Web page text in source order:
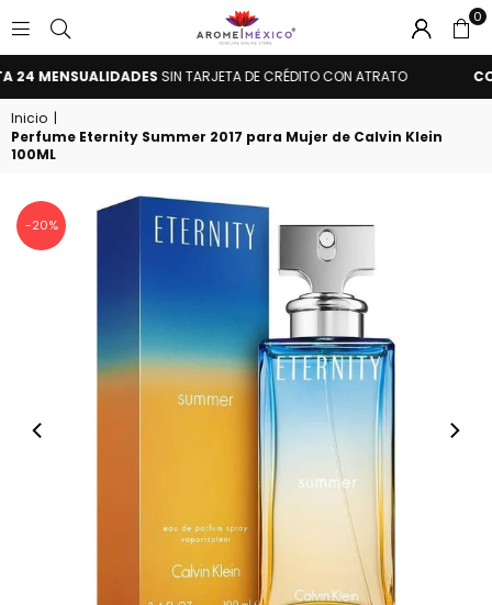
AROME
MÉXICO
0
MENSUALIDADESSIN TARJETA DE CRÉDITO CON ATRATO
Inicio |
Perfume Eternity Summer 2017 para Mujer de Calvin Klein
100ML
-20%